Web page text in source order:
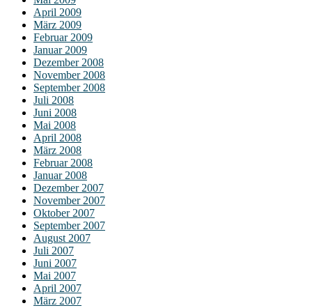
April 2009
März 2009
Februar 2009
Januar 2009
Dezember 2008
November 2008
September 2008
Juli 2008
Juni 2008
Mai 2008
April 2008
März 2008
Februar 2008
Januar 2008
Dezember 2007
November 2007
Oktober 2007
September 2007
August 2007
Juli 2007
Juni 2007
Mai 2007
April 2007
März 2007